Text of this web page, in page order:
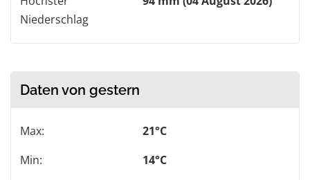
Niederschlag
Daten von gestern
Max:
21°C
Min:
14°C